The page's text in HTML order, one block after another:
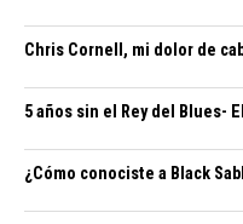
Chris Cornell, mi dolor de
5 años sin el Rey del Blues-
¿Cómo conociste a Black